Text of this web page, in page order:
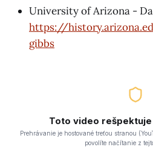
University of Arizona -
https://
gibbs
Toto video
Prehrávanie je hostované treťou stranou
povolíte načítanie z